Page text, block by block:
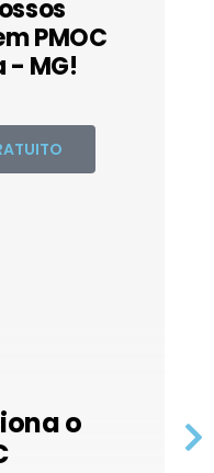
PMOC
- MG!
o